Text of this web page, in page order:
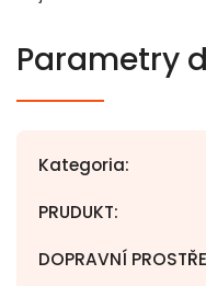
Parametry
Kategoria:
PRUDUKT:
DOPRAVNÍ